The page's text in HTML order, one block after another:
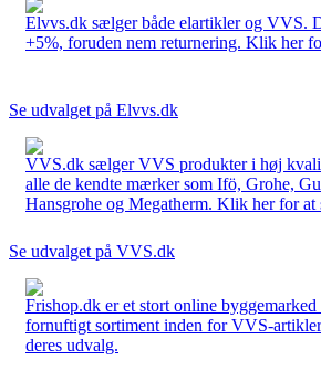
Elvvs.dk sælger både elartikler og VVS.
+5%, foruden nem returnering. Klik her
Se udvalget på Elvvs.dk
VVS.dk sælger VVS produkter i høj
alle de kendte mærker som Ifö, Grohe,
Hansgrohe og Megatherm. Klik her for at
Se udvalget på VVS.dk
Frishop.dk er et stort online byggemarked
fornuftigt sortiment inden for VVS-
deres udvalg.